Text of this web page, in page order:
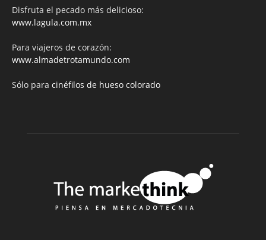
Disfruta el pecado más delicioso:
www.lagula.com.mx
Para viajeros de corazón:
www.almadetrotamundo.com
Sólo para cinéfilos de hueso colorado